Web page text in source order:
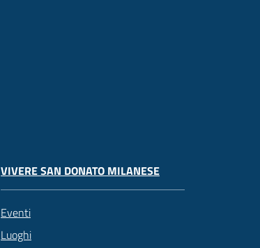
VIVERE SAN DONATO MILANESE
Eventi
Luoghi